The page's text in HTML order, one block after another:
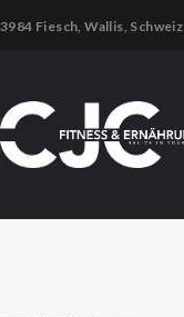
3984 Fiesch, Wallis, Schweiz